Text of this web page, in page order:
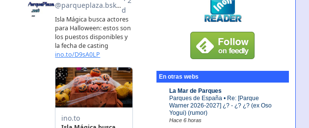
En otras webs
La Mar de Parques
Parques de España • Re: [Parque
Warner 2026-2027] ¿? - ¿? ¿? (ex Oso
Yogui) (rumor)
Hace 6 horas